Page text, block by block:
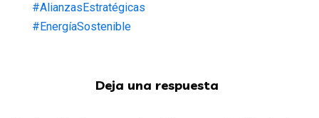
#AlianzasEstratégicas
#EnergíaSostenible
Deja una respuesta